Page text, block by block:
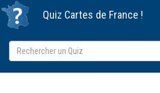
Quiz Cartes de France !